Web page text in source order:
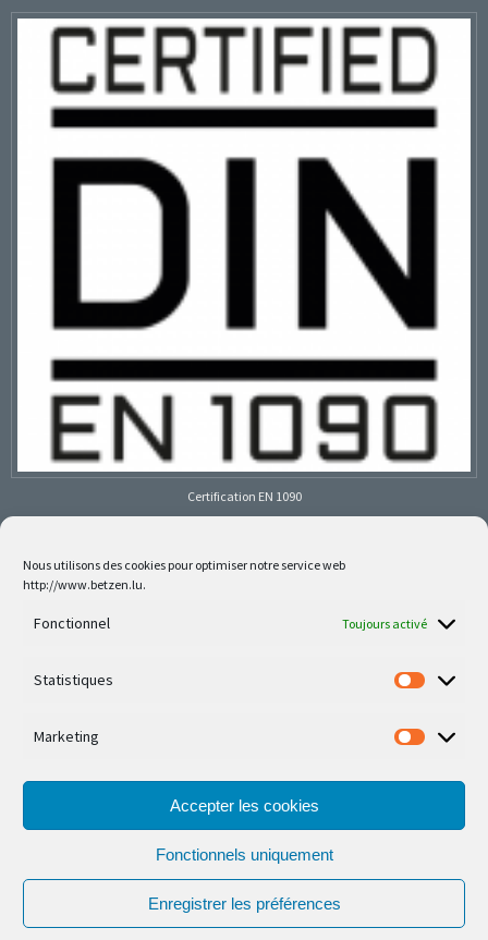
Nous utilisons des cookies pour optimiser notre service web
http://www.betzen.lu.
Fonctionnel Toujours activé
Statistiques
Marketing
Accepter les cookies
Fonctionnels uniquement
Enregistrer les préférences
Certification EN 1090
Follow us on social media
© Ferronnerie d'Art Nico Betzen 2026.